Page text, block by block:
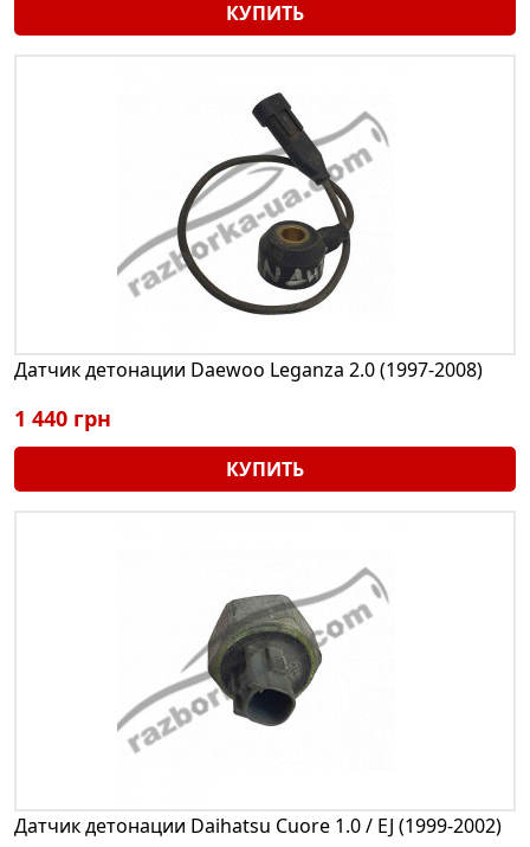
КУПИТЬ
Датчик детонации Daewoo Leganza 2.0 (1997-2008)
1 440 грн
КУПИТЬ
Датчик детонации Daihatsu Cuore 1.0 / EJ (1999-2002)